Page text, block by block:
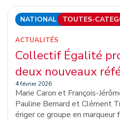
NATIONAL TOUTES-
ACTUALITÉS
Collectif Égalité
deux nouveaux
4 février 2026
Marie Caron et François-
Pauline Bernard et Clément
ériger ce groupe en